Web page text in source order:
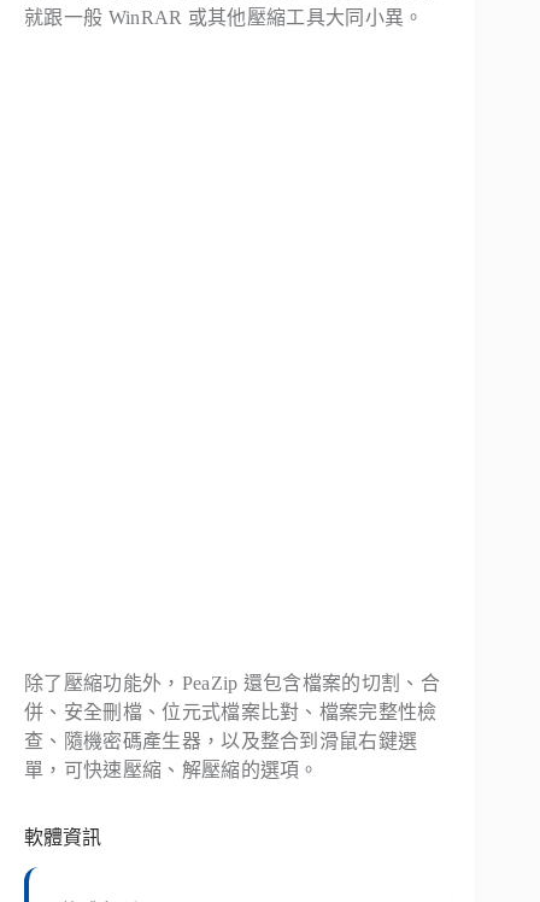
就跟一般 WinRAR 或其他壓縮工具大同小異。
除了壓縮功能外，PeaZip 還包含檔案的切割、合
併、安全刪檔、位元式檔案比對、檔案完整性檢
查、隨機密碼產生器，以及整合到滑鼠右鍵選
單，可快速壓縮、解壓縮的選項。
軟體資訊